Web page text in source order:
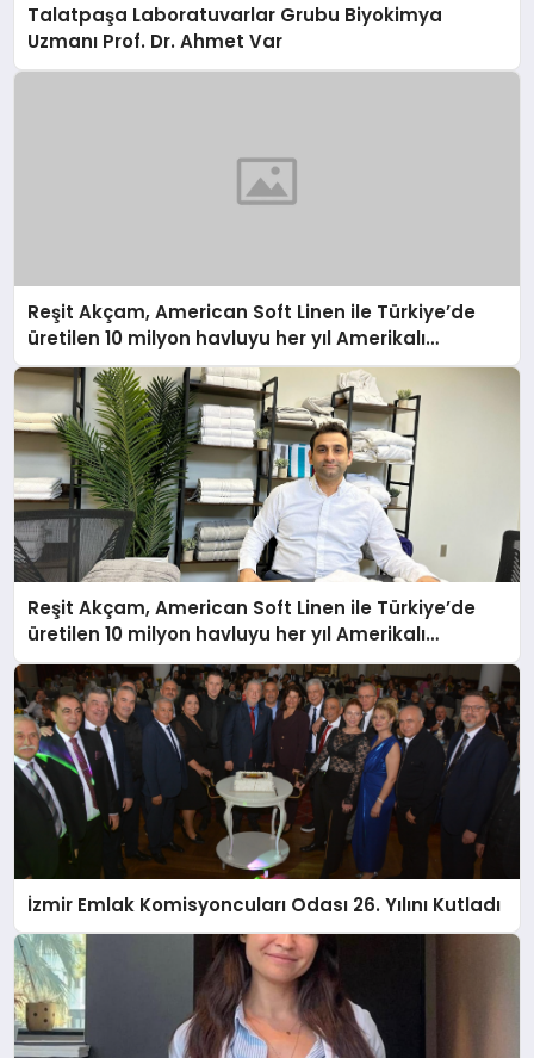
Talatpaşa Laboratuvarlar Grubu Biyokimya
Uzmanı Prof. Dr. Ahmet Var
Reşit Akçam, American Soft Linen ile Türkiye’de
üretilen 10 milyon havluyu her yıl Amerikalı
tüketicilerle buluşturuyor
Reşit Akçam, American Soft Linen ile Türkiye’de
üretilen 10 milyon havluyu her yıl Amerikalı
tüketicilerle buluşturuyor
İzmir Emlak Komisyoncuları Odası 26. Yılını Kutladı